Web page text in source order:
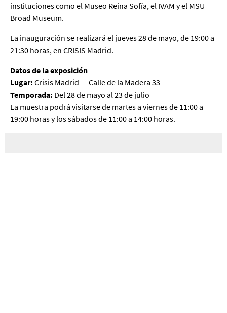
instituciones como el Museo Reina Sofía, el IVAM y el MSU
Broad Museum.
La inauguración se realizará el jueves 28 de mayo, de 19:00 a
21:30 horas, en CRISIS Madrid.
Datos de la exposición
Lugar: Crisis Madrid — Calle de la Madera 33
Temporada: Del 28 de mayo al 23 de julio
La muestra podrá visitarse de martes a viernes de 11:00 a
19:00 horas y los sábados de 11:00 a 14:00 horas.